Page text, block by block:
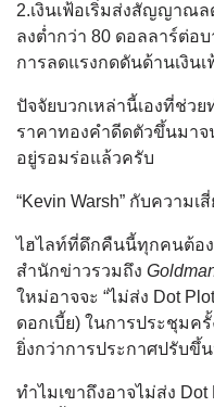
2.เงินเฟ้อเริ่มส่งสัญญาณ
ลงต่ำกว่า 80 ดอลลาร์ต่อ
การลดแรงกดดันด้านเงิน
ปัจจัยบวกเหล่านี้เองที่ช่ว
ราคาทองคำดีดตัวขึ้นมาจ
อยู่รอมร่อแล้วครับ
“Kevin Warsh” กับความ
ไฮไลท์ที่ดึกคืนนี้ทุกคนต้อ
สำนักข่าวรวมถึง
ใหม่อาจจะ “ไม่ส่ง Dot
ดอกเบี้ย) ในการประชุมค
ยิ่งกว่าการประกาศปรับขึ้
ทำไมเขาถึงอาจไม่ส่ง